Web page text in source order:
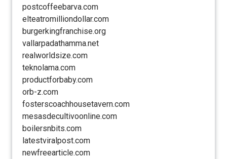
postcoffeebarva.com
elteatromilliondollar.com
burgerkingfranchise.org
vallarpadathamma.net
realworldsize.com
teknolama.com
productforbaby.com
orb-z.com
fosterscoachhousetavern.com
mesasdecultivoonline.com
boilersnbits.com
latestviralpost.com
newfreearticle.com